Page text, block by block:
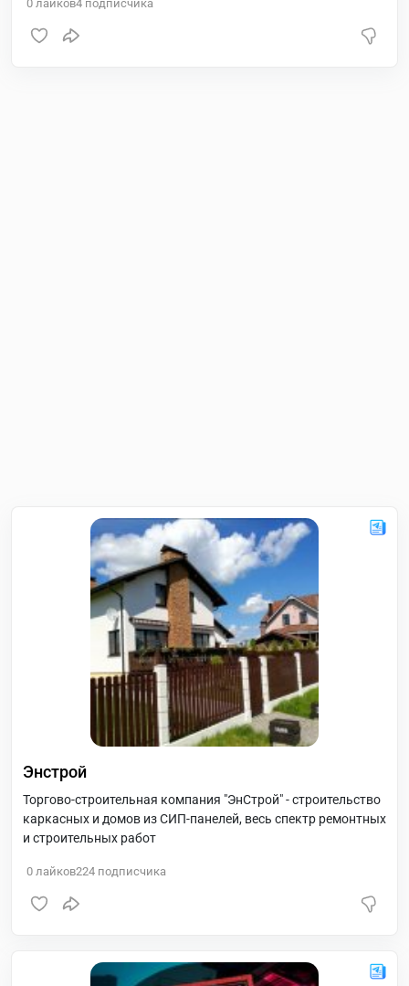
0 лайков4 подписчика
Энстрой
Торгово-строительная компания "ЭнСтрой" - строительство
каркасных и домов из СИП-панелей, весь спектр ремонтных
и строительных работ
0 лайков224 подписчика